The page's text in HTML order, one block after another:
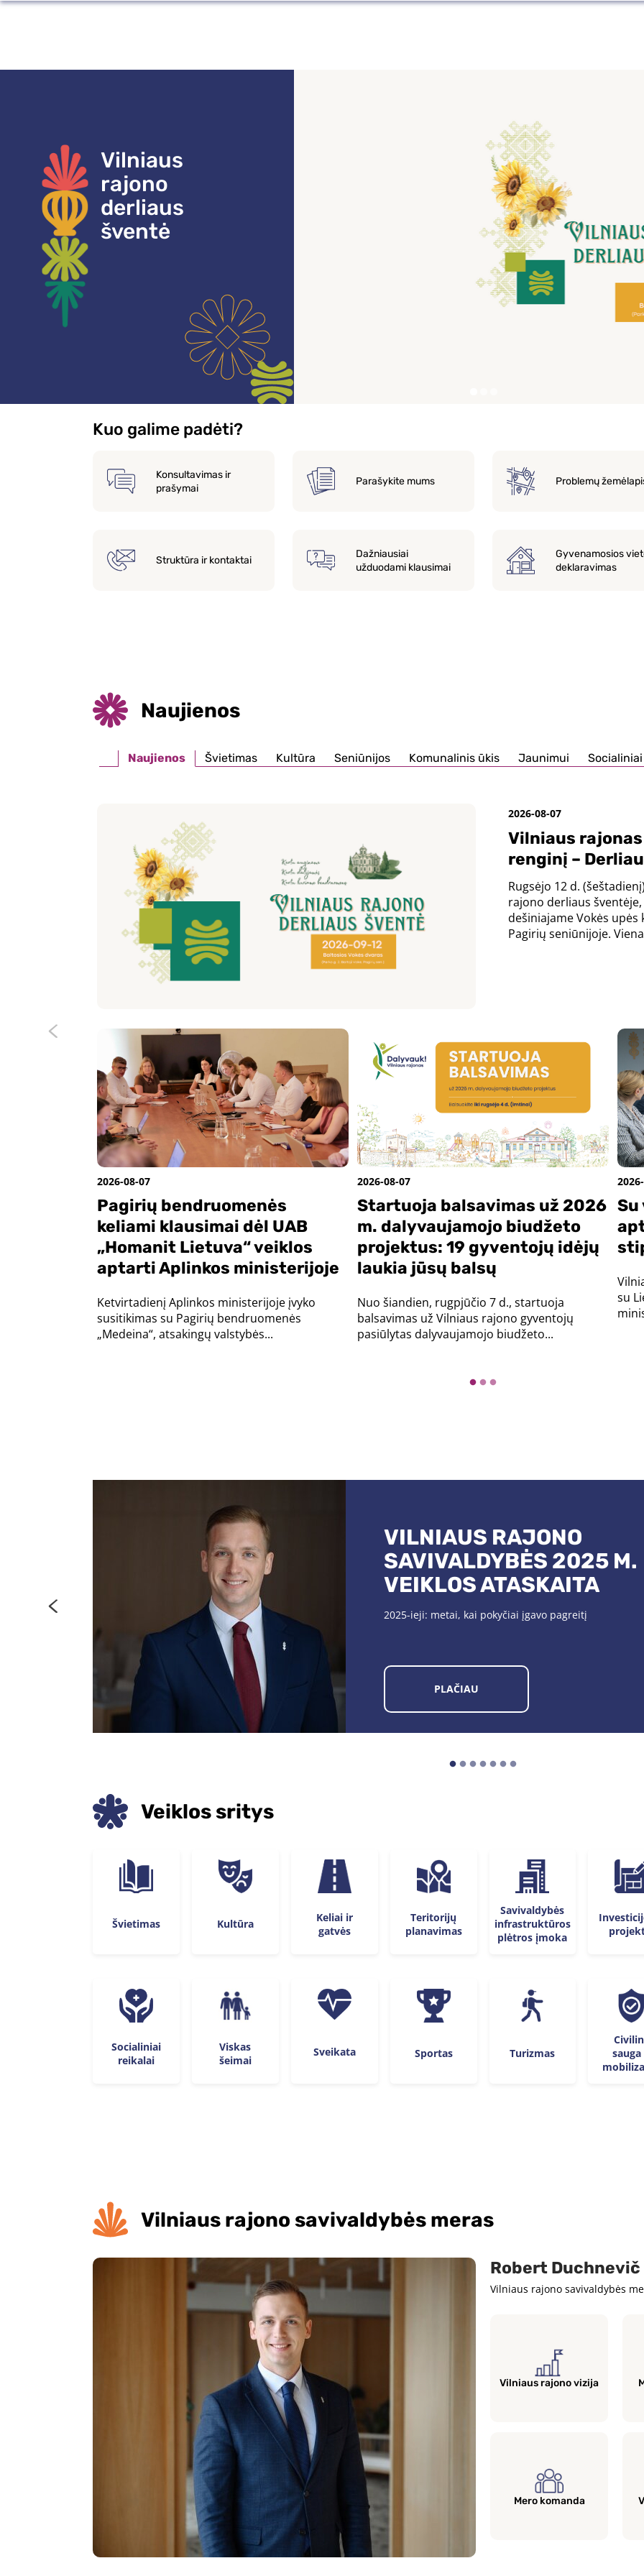
Vilniaus
rajono
derliaus
šventė
Čia
susipina
kalbos,
kultūros,
Vilniaus
rajono
gyventojo
kortelė
Kuo galime padėti?
Konsultavimas ir
prašymai
Parašykite mums Problemų
Struktūra ir kontaktai
Dažniausiai
užduodami klausimai
Gyvenamosios
deklaravimas
Naujienos
Naujienos Švietimas Kultūra Seniūnijos Komunalinis ūkis Jaunimui
2026-08-07
Vilniaus
renginį –
Rugsėjo 12 d.
rajono derliaus
dešiniajame Vokės
Pagirių seniūnijoje.
2026-08-07
Pagirių bendruomenės
keliami klausimai dėl UAB
„Homanit Lietuva“ veiklos
aptarti Aplinkos ministerijoje
Ketvirtadienį Aplinkos ministerijoje įvyko
susitikimas su Pagirių bendruomenės
„Medeina“, atsakingų valstybės...
2026-08-07
Startuoja balsavimas už 2026
m. dalyvaujamojo biudžeto
projektus: 19 gyventojų idėjų
laukia jūsų balsų
Nuo šiandien, rugpjūčio 7 d., startuoja
balsavimas už Vilniaus rajono gyventojų
pasiūlytas dalyvaujamojo biudžeto...
su
VILNIAUS RAJONO
GYVENTOJO KORTELĖ
ARTÌ
25°19′8.7"E
PLAČIAU
Veiklos sritys
Švietimas Kultūra
Keliai ir
gatvės
Teritorijų
planavimas
Savivaldybės
infrastruktūros
plėtros įmoka
Socialiniai
reikalai
Viskas
šeimai
Sveikata Sportas Turizmas
Vilniaus rajono savivaldybės meras
Robert Duchnevič
Vilniaus rajono savivaldybės
Vilniaus rajono vizija
Mero komanda